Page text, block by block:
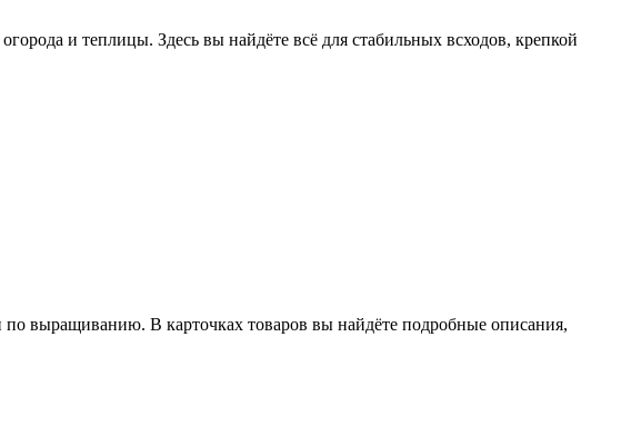
и теплицы. Здесь вы найдёте всё для стабильных всходов, крепкой
по выращиванию. В карточках товаров вы найдёте подробные описания,